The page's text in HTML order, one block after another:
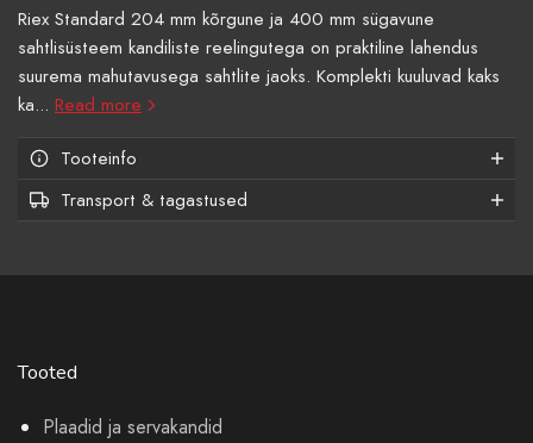
Riex Standard 204 mm kõrgune ja 400 mm sügavune
sahtlisüsteem kandiliste reelingutega on praktiline lahendus
suurema mahutavusega sahtlite jaoks. Komplekti kuuluvad kaks
ka... Read more
Tooteinfo
Transport & tagastused
Tooted
Plaadid ja servakandid